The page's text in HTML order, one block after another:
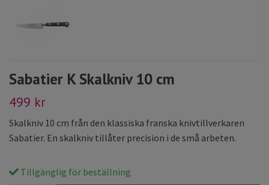
Sabatier K Skalkniv 10 cm
499 kr
Skalkniv 10 cm från den klassiska franska knivtillverkaren
Sabatier. En skalkniv tillåter precision i de små arbeten.
Tillgänglig för beställning